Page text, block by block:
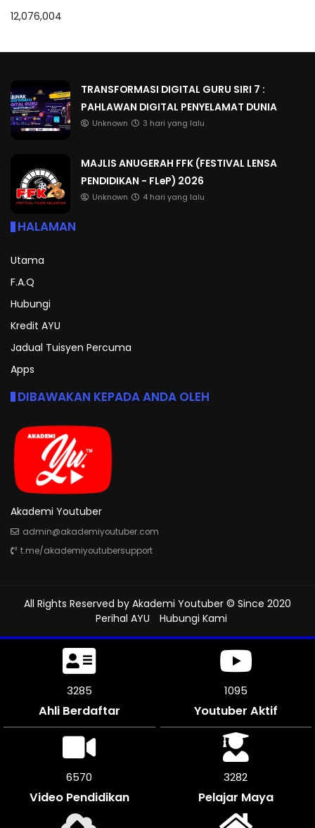
12,076,004
TRANSFORMASI DIGITAL GURU SIRI 7 :
PAHLAWAN DIGITAL PENYELAMAT DUNIA
Unknown 3 hari yang lalu
MAJLIS ANUGERAH FFK (FESTIVAL LENSA
PENDIDIKAN - FLeP) 2026
Unknown 4 hari yang lalu
HALAMAN
Utama
F.A.Q
Hubungi
Kredit AYU
Jadual Tuisyen Percuma
Apps
DIBAWAKAN KEPADA ANDA OLEH
Akademi Youtuber
admin@akademiyoutuber.com
t.me/akademiyoutubersupport
All Rights Reserved by Akademi Youtuber © Since 2020
Perihal AYU
Hubungi Kami
3750
Ahli Berdaftar
1250
Youtuber Aktif
7500
Video Pendidikan
3750
Pelajar Maya